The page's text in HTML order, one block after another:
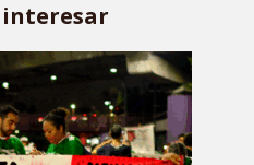
interesar